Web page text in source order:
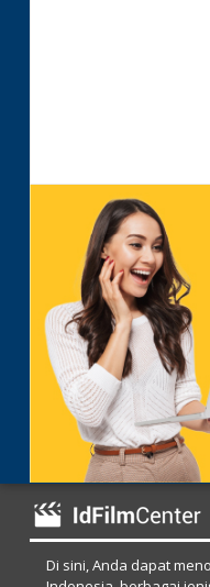
Di sini, Anda dapat